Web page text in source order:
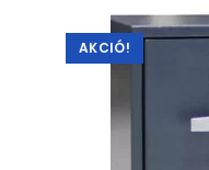
AKCIÓ!